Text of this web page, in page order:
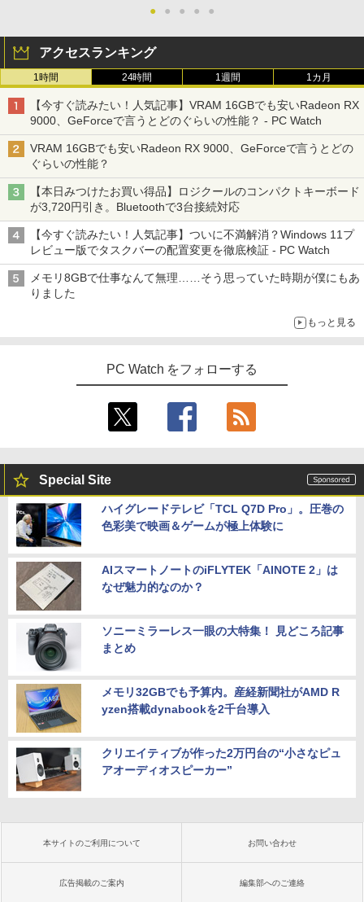
● ● ● ● ●
アクセスランキング
1時間 24時間 1週間 1カ月
【今すぐ読みたい！人気記事】VRAM 16GBでも安いRadeon RX
9000、GeForceで言うとどのぐらいの性能？ - PC Watch
VRAM 16GBでも安いRadeon RX 9000、GeForceで言うとどの
ぐらいの性能？
【本日みつけたお買い得品】ロジクールのコンパクトキーボード
が3,720円引き。Bluetoothで3台接続対応
【今すぐ読みたい！人気記事】ついに不満解消？Windows 11プ
レビュー版でタスクバーの配置変更を徹底検証 - PC Watch
メモリ8GBで仕事なんて無理……そう思っていた時期が僕にもあ
りました
もっと見る
PC Watch をフォローする
Special Site
ハイグレードテレビ「TCL Q7D Pro」。圧巻の
色彩美で映画＆ゲームが極上体験に
AIスマートノートのiFLYTEK「AINOTE 2」は
なぜ魅力的なのか？
ソニーミラーレス一眼の大特集！ 見どころ記事
まとめ
メモリ32GBでも予算内。産経新聞社がAMD R
yzen搭載dynabookを2千台導入
クリエイティブが作った2万円台の“小さなピュ
アオーディオスピーカー”
本サイトのご利用について お問い合わせ
広告掲載のご案内 編集部へのご連絡